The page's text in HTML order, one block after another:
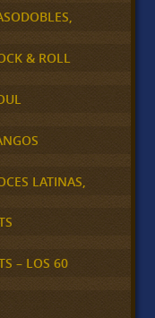
& ROLL
LATINAS,
– LOS 60